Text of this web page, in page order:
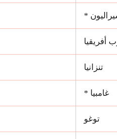
*
أفريقيا
تنزانيا
غامبيا *
توغو